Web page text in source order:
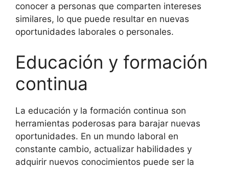
conocer a personas que comparten intereses
similares, lo que puede resultar en nuevas
oportunidades laborales o personales.
Educación y formación
continua
La educación y la formación continua son
herramientas poderosas para barajar nuevas
oportunidades. En un mundo laboral en
constante cambio, actualizar habilidades y
adquirir nuevos conocimientos puede ser la